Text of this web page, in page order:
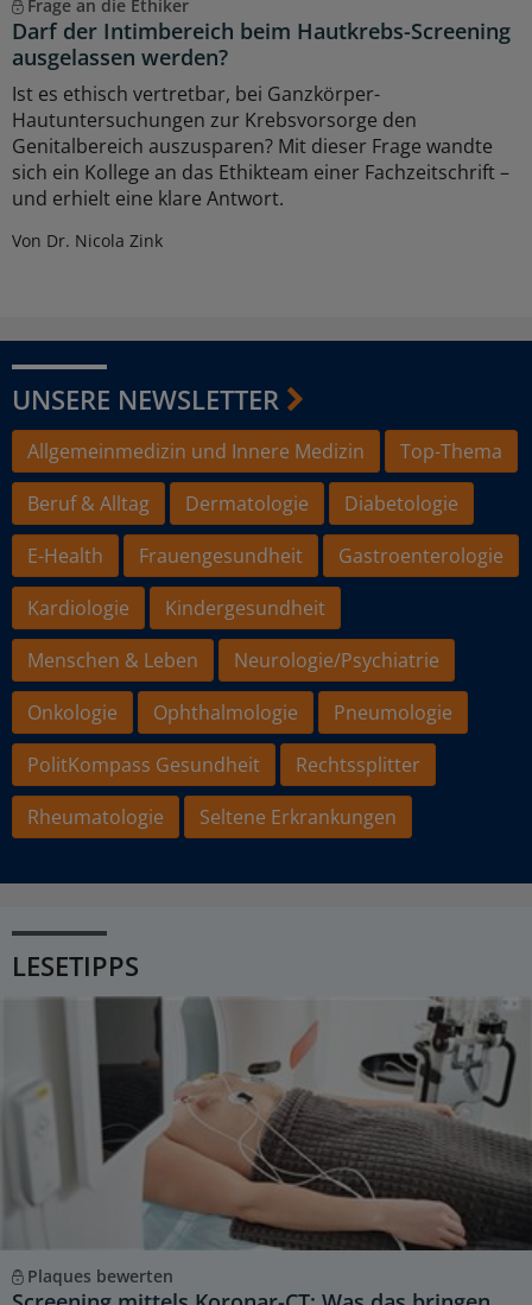
Frage an die Ethiker
Darf der Intimbereich beim Hautkrebs-Screening
ausgelassen werden?
Ist es ethisch vertretbar, bei Ganzkörper-
Hautuntersuchungen zur Krebsvorsorge den
Genitalbereich auszusparen? Mit dieser Frage wandte
sich ein Kollege an das Ethikteam einer Fachzeitschrift –
und erhielt eine klare Antwort.
Von Dr. Nicola Zink
UNSERE NEWSLETTER
Allgemeinmedizin und Innere Medizin
Top-Thema
Beruf & Alltag
Dermatologie
Diabetologie
E-Health
Frauengesundheit
Gastroenterologie
Kardiologie
Kindergesundheit
Menschen & Leben
Neurologie/Psychiatrie
Onkologie
Ophthalmologie
Pneumologie
PolitKompass Gesundheit
Rechtssplitter
Rheumatologie
Seltene Erkrankungen
LESETIPPS
Plaques bewerten